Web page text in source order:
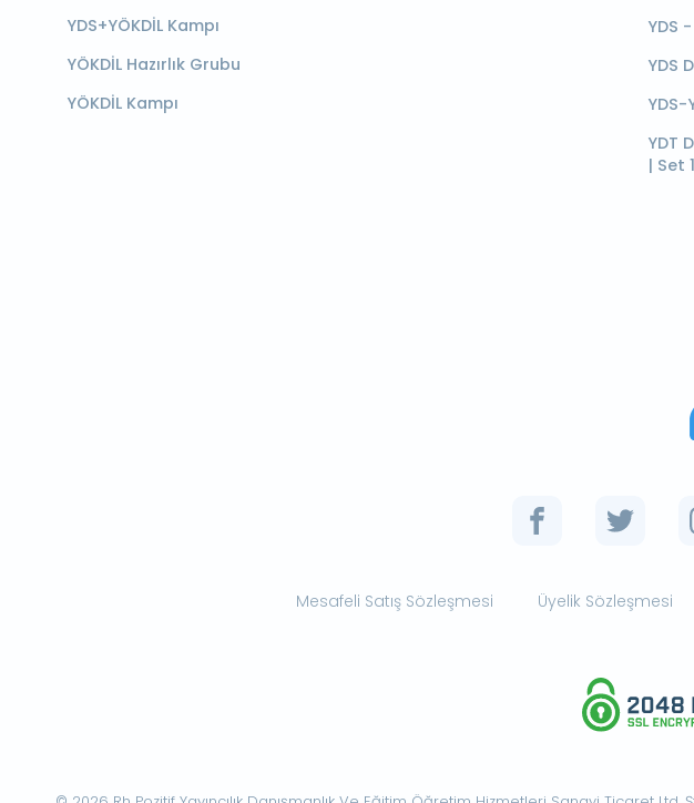
YDS+YÖKDİL Kampı
YÖKDİL Hazırlık Grubu
YÖKDİL Kampı
YDS
YDS
YDS-
YDT
| Set 1
Mesafeli Satış Sözleşmesi Üyelik Sözleşmesi